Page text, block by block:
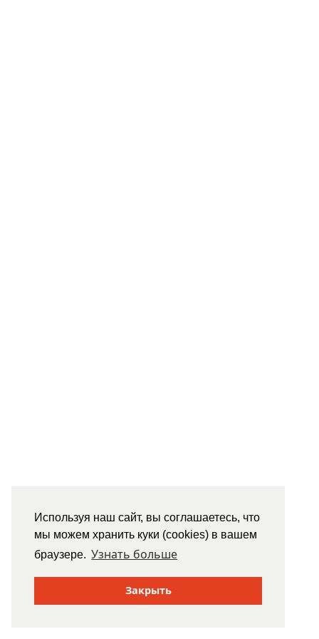
Используя наш сайт, вы соглашаетесь, что
мы можем хранить куки (cookies) в вашем
браузере. Узнать больше
Закрыть